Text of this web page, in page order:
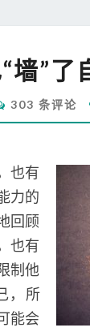
让
己
自
己
墙”了
评
论
303 条评论
也有
力的
回顾
也有
制他
，所
能会